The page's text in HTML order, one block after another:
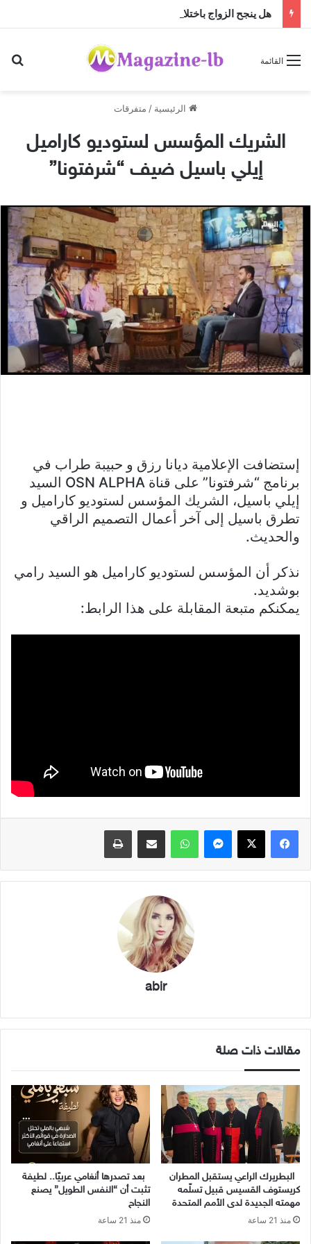
القائمة
الرئيسية / متفرقات
الشريك المؤسس لستوديو كاراميل
إيلي باسيل ضيف “شرفتونا”
إستضافت الإعلامية ديانا رزق و حبيبة طراب في
برنامج “شرفتونا” على قناة OSN ALPHA السيد
إيلي باسيل، الشريك المؤسس لستوديو كاراميل و
تطرق باسيل إلى آخر أعمال التصميم الراقي
والحديث.
نذكر أن المؤسس لستوديو كاراميل هو السيد رامي
بوشديد.
يمكنكم متبعة المقابلة على هذا الرابط:
فيسبوك X ماسنجر واتساب مشاركة عبر البريد طباعة
abir
مقالات ذات صلة
البطريرك الراعي يستقبل المطران
كريستوف القسيس قبيل تسلّمه
مهمته الجديدة لدى الأمم المتحدة
منذ 21 ساعة
بعد تصدرها أنغامي عربيًا.. لطيفة
تثبت أن “النفس الطويل” يصنع
النجاح
منذ 21 ساعة